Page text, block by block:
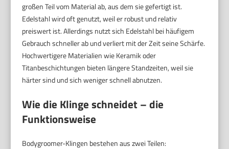
großen Teil vom Material ab, aus dem sie gefertigt ist.
Edelstahl wird oft genutzt, weil er robust und relativ
preiswert ist. Allerdings nutzt sich Edelstahl bei häufigem
Gebrauch schneller ab und verliert mit der Zeit seine Schärfe.
Hochwertigere Materialien wie Keramik oder
Titanbeschichtungen bieten längere Standzeiten, weil sie
härter sind und sich weniger schnell abnutzen.
Wie die Klinge schneidet – die
Funktionsweise
Bodygroomer-Klingen bestehen aus zwei Teilen: